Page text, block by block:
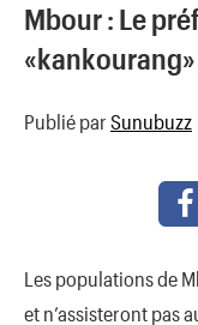
Mbour : Le
Publié par Sunubuzz
Les populations de
et n’assisteront pas